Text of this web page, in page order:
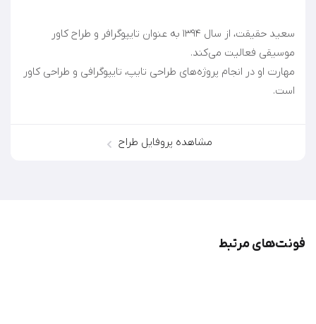
سعید حقیقت، از سال ۱۳۹۴ به عنوان تایپوگرافر و طراح کاور
مهارت او در انجام پروژه‌های طراحی تایپ، تایپوگرافی و طراحی کاور
است.
مشاهده پروفایل طراح
فونت‌‌های مرتبط